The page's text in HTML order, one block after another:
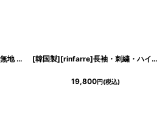
[韓国製][rinfarre]レッド 半袖 無地 シンプル ボートネック ベルト ロングドレス ラップ ワンピース[山崎みどり着用]《送料＆代引き手数料無料》myrd [韓国製][rinfarre]長袖・刺繍・ハイクラスレース・ビジューボタンブラウス・トップス[山崎みどり着用][送料無料]mywh
19,800円(税込)